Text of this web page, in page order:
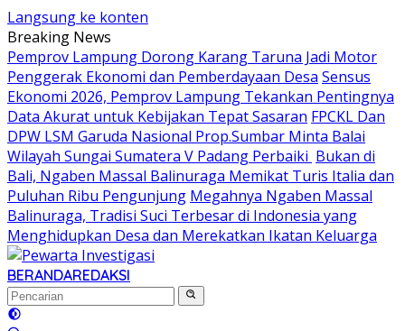
Langsung ke konten
Breaking News
Pemprov Lampung Dorong Karang Taruna Jadi Motor
Penggerak Ekonomi dan Pemberdayaan Desa Sensus
Ekonomi 2026, Pemprov Lampung Tekankan Pentingnya
Data Akurat untuk Kebijakan Tepat Sasaran FPCKL Dan
DPW LSM Garuda Nasional Prop.Sumbar Minta Balai
Wilayah Sungai Sumatera V Padang Perbaiki Bukan di
Bali, Ngaben Massal Balinuraga Memikat Turis Italia dan
Puluhan Ribu Pengunjung Megahnya Ngaben Massal
Balinuraga, Tradisi Suci Terbesar di Indonesia yang
Menghidupkan Desa dan Merekatkan Ikatan Keluarga
BERANDAREDAKSI